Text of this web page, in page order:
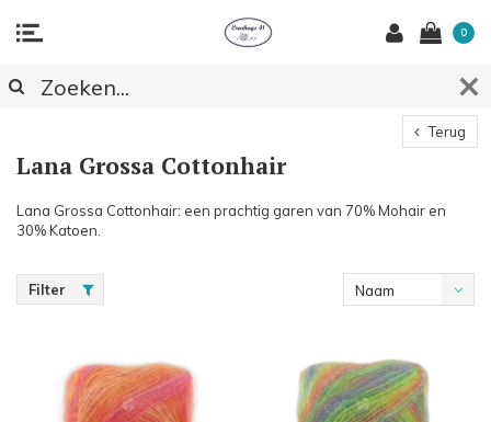
0
Terug
Lana Grossa Cottonhair
Lana Grossa Cottonhair: een prachtig garen van 70% Mohair en
30% Katoen.
Filter
Naam